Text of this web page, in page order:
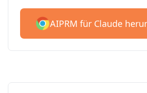
AIPRM für Claude